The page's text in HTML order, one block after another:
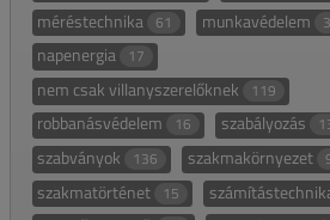
méréstechnika 61 munkavédelem
napenergia 17
nem csak villanyszerelőknek 119
robbanásvédelem 16 szabályozás
szabványok 136 szakmakörnyezet
szakmatörténet 15